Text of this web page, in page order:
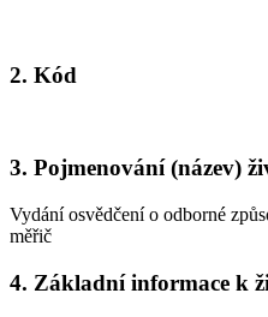
2. Kód
3. Pojmenování (název)
Vydání osvědčení o odborné
měřič
4. Základní informace k